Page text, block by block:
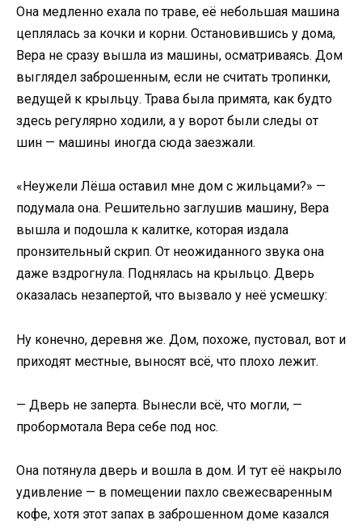
Она медленно ехала по траве, её небольшая машина
цеплялась за кочки и корни. Остановившись у дома,
Вера не сразу вышла из машины, осматриваясь. Дом
выглядел заброшенным, если не считать тропинки,
ведущей к крыльцу. Трава была примята, как будто
здесь регулярно ходили, а у ворот были следы от
шин — машины иногда сюда заезжали.
«Неужели Лёша оставил мне дом с жильцами?» —
подумала она. Решительно заглушив машину, Вера
вышла и подошла к калитке, которая издала
пронзительный скрип. От неожиданного звука она
даже вздрогнула. Поднялась на крыльцо. Дверь
оказалась незапертой, что вызвало у неё усмешку:
Ну конечно, деревня же. Дом, похоже, пустовал, вот и
приходят местные, выносят всё, что плохо лежит.
— Дверь не заперта. Вынесли всё, что могли, —
пробормотала Вера себе под нос.
Она потянула дверь и вошла в дом. И тут её накрыло
удивление — в помещении пахло свежесваренным
кофе, хотя этот запах в заброшенном доме казался